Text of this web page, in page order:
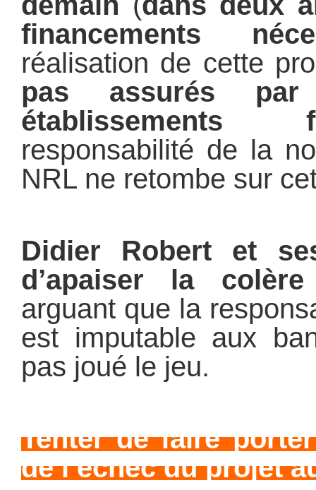
financements
réalisation de cette
pas assurés par
établissements
responsabilité de la
NRL ne retombe sur
Didier Robert et
d’apaiser la colère
arguant que la
est imputable aux
pas joué le jeu.
Tenter de faire
de l’échec du projet